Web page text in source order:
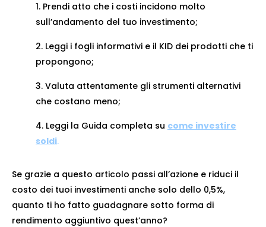
Prendi atto che i costi incidono molto
sull’andamento del tuo investimento;
Leggi i fogli informativi e il KID dei prodotti che ti
propongono;
Valuta attentamente gli strumenti alternativi
che costano meno;
Leggi la Guida completa su come investire
soldi.
Se grazie a questo articolo passi all’azione e riduci il
costo dei tuoi investimenti anche solo dello 0,5%,
quanto ti ho fatto guadagnare sotto forma di
rendimento aggiuntivo quest’anno?